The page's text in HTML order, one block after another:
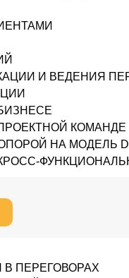
ПЕРЕГОВОРАХ
И ВЕДЕНИЯ
КОМАНДЕ
НА МОДЕЛЬ